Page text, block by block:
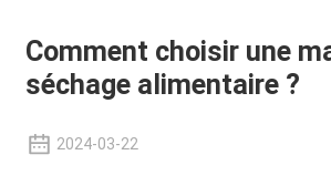
Comment choisir une
séchage alimentaire ?
2024-03-22